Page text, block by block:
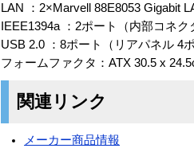
LAN ：2×Marvell 88E8053 Gigabit
IEEE1394a ：2ポート（内部コネク
USB 2.0 ：8ポート（リアパネル 4
フォームファクタ：ATX 30.5 x
関連リンク
メーカー商品情報